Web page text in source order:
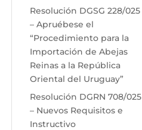
Resolución DGSG 228/025
– Apruébese el
“Procedimiento para la
Importación de Abejas
Reinas a la República
Oriental del Uruguay”
Resolución DGRN 708/025
– Nuevos Requisitos e
Instructivo